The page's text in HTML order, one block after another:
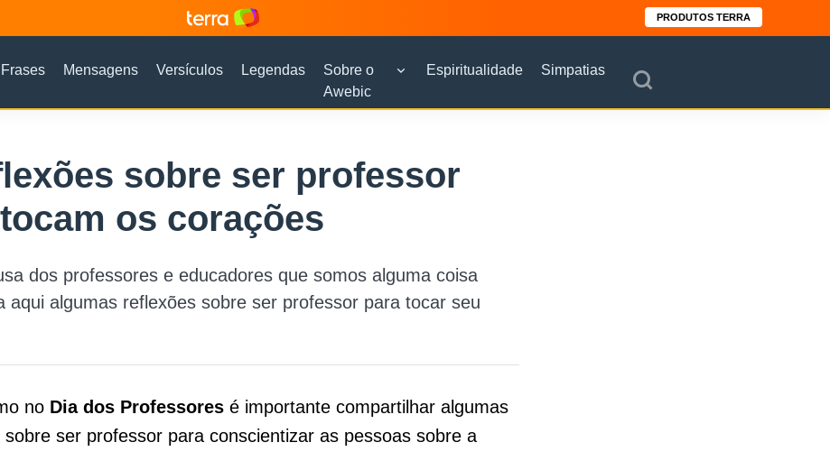
PRODUTOS TERRA
Frases Mensagens Versículos Legendas
Sobre o
Awebic
Espiritualidade Simpatias
sobre ser professor
os corações
dos professores e educadores que somos alguma coisa
aqui algumas reflexões sobre ser professor para tocar seu
no Dia dos Professores é importante compartilhar algumas
sobre ser professor para conscientizar as pessoas sobre a